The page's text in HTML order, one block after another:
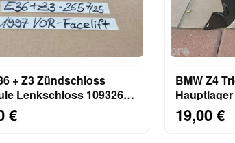
Lenkschloss 1093265 +
Schalter
€
BMW Z4
19,00 €